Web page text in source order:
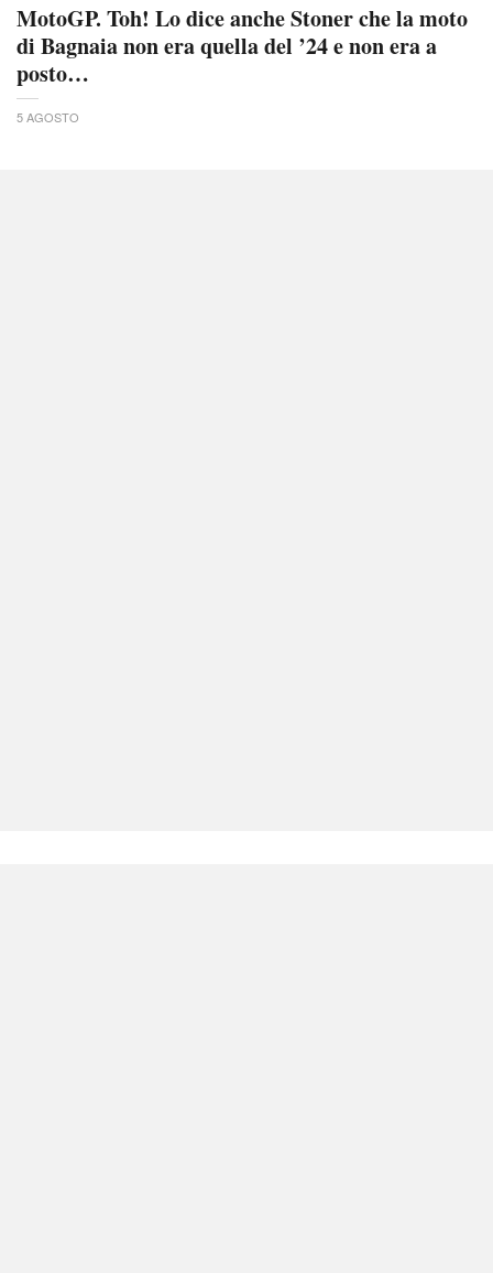
MotoGP. Toh! Lo dice anche Stoner che la moto
di Bagnaia non era quella del ’24 e non era a
posto…
5 AGOSTO